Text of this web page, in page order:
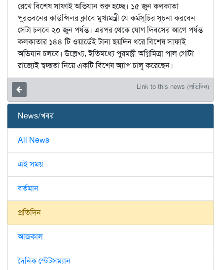
রেখে বিশেষ সাফাই অভিযান শুরু হচ্ছে। ১৫ জুন কলকাতা
পুরভবনের কাউন্সিলর ক্লাবে মুখ্যমন্ত্রী যে কর্মসূচির সূচনা করবেন
সেটা চলবে ২০ জুন পর্যন্ত। এরপর থেকে যোগ দিবসের আগে পর্যন্ত
কলকাতার ১৪৪ টি ওয়ার্ডেই টানা ছয়দিন ধরে বিশেষ সাফাই
অভিযান চলবে। উল্লেখ্য, ইতিমধ্যে পুরমন্ত্রী অগ্নিমিত্রা পাল গোটা
রাজ্যেই স্বচ্ছতা নিয়ে একটি বিশেষ অ্যাপ চালু করেছেন।
Link to this news (প্রতিদিন)
News/খবর
All News
এই সময়
বর্তমান
প্রতিদিন
আজকাল
দৈনিক স্টেটসম্যান